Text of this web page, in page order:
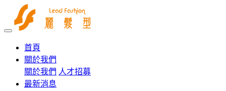
首頁
關於我們
關於我們 人才招募
最新消息